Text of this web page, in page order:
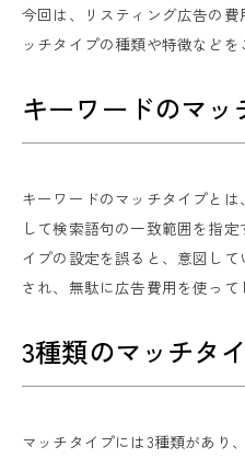
今回は、リスティング広告の
ッチタイプの種類や特徴などを
キーワードのマッ
キーワードのマッチタイプと
して検索語句の一致範囲を指
イプの設定を誤ると、意図し
され、無駄に広告費用を使って
3種類のマッチタ
マッチタイプには3種類があり